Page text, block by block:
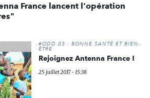
France lancent l'opération
#ODD 03 : BONNE SANTÉ ET BIEN-
ÊTRE
Rejoignez Antenna France !
25 juillet 2017 - 15:38